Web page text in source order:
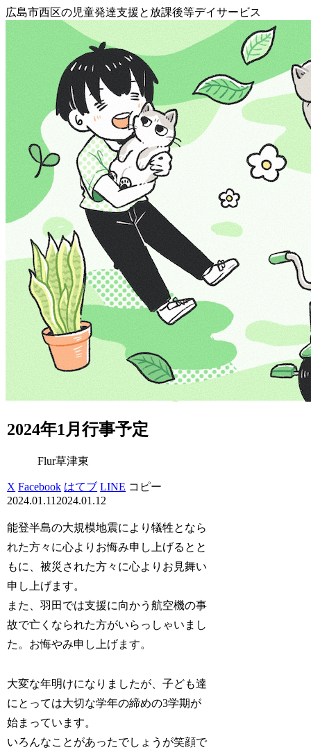
広島市西区の児童発達支援と放課後等デイサービス
2024年1月行事予定
Flur草津東
X Facebook はてブ LINE コピー
2024.01.11 2024.01.12
能登半島の大規模地震により犠牲となら
れた方々に心よりお悔み申し上げるとと
もに、被災された方々に心よりお見舞い
申し上げます。
また、羽田では支援に向かう航空機の事
故で亡くなられた方がいらっしゃいまし
た。お悔やみ申し上げます。
大変な年明けになりましたが、子ども達
にとっては大切な学年の締めの3学期が
始まっています。
いろんなことがあったでしょうが笑顔で